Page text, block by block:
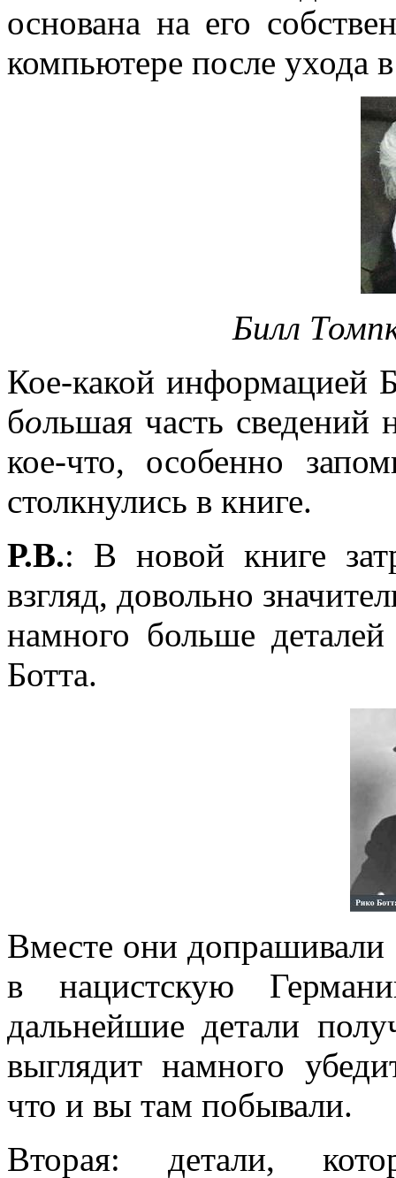
основана на его
компьютере после ухода
Билл
Кое-какой информацией
большая часть сведений
кое-что, особенно
столкнулись в книге.
Р.В.: В новой книге
взгляд, довольно
намного больше
Ботта.
Вместе они
в нацистскую
дальнейшие детали
выглядит намного
что и вы там побывали.
Вторая: детали,